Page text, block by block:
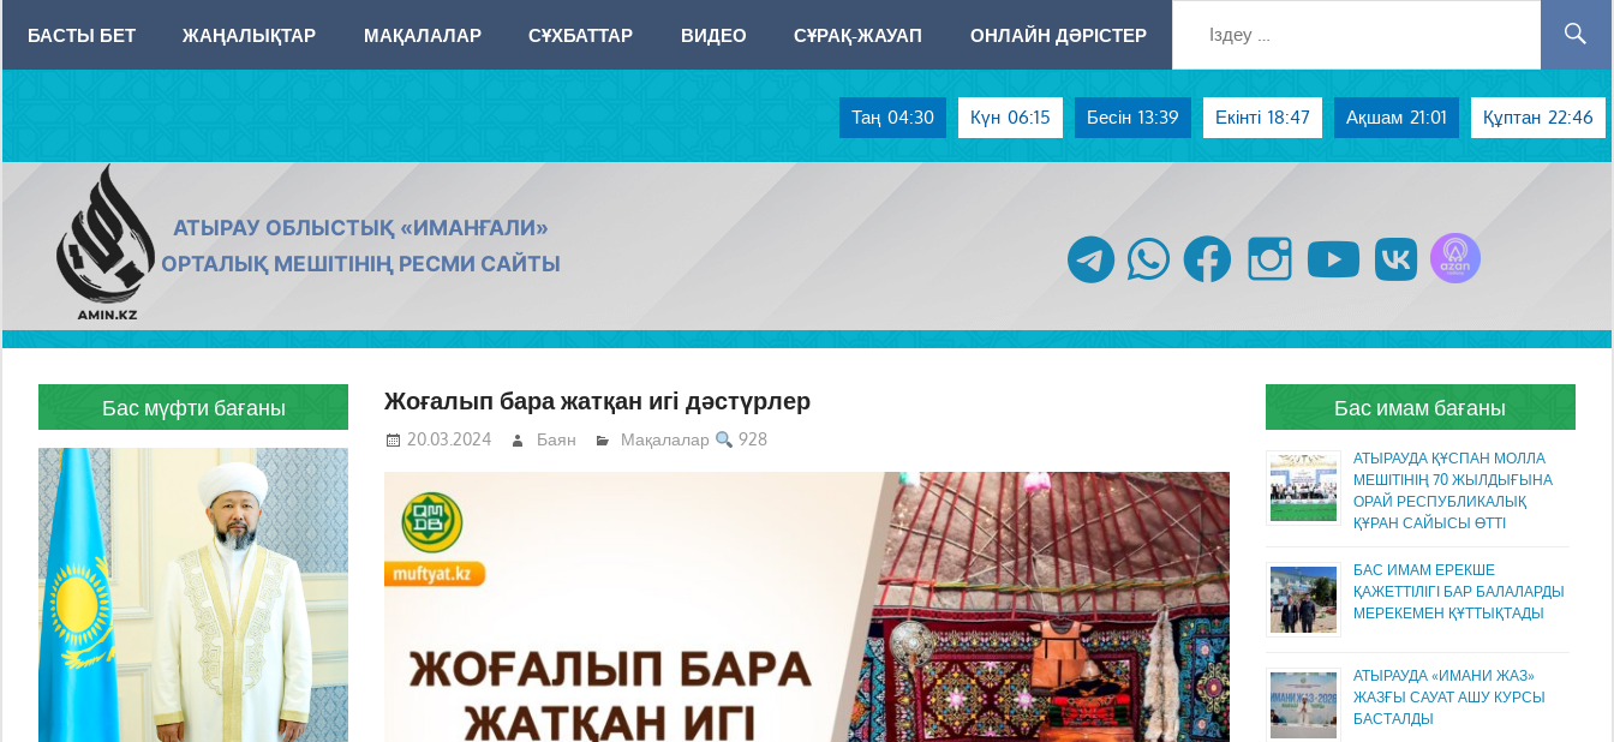
content
БАСТЫ БЕТ ЖАҢАЛЫҚТАР МАҚАЛАЛАР СҰХБАТТАР ВИДЕО СҰРАҚ-ЖАУАП ОНЛАЙН ДӘРІСТЕР
Таң 04:30 Күн 06:15 Бесін 13:39 Екінті 18:47 Ақшам 21:01 Құптан 22:46
AMIN.KZ
АТЫРАУ ОБЛЫСТЫҚ «ИМАНҒАЛИ»
ОРТАЛЫҚ МЕШІТІНІҢ РЕСМИ САЙТЫ
telegram whatsapp facebook instagram youtubevk
Жоғалып бара жатқан игі дәстүрлер
20.03.2024 Баян Мақалалар 928
Бас мүфти бағаны Бас имам бағаны
АТЫРАУДА ҚҰСПАН МОЛЛА
МЕШІТІНІҢ 70 ЖЫЛДЫҒЫНА
ОРАЙ РЕСПУБЛИКАЛЫҚ
ҚҰРАН САЙЫСЫ ӨТТІ
БАС ИМАМ ЕРЕКШЕ
ҚАЖЕТТІЛІГІ БАР БАЛАЛАРДЫ
МЕРЕКЕМЕН ҚҰТТЫҚТАДЫ
АТЫРАУДА «ИМАНИ ЖАЗ»
ЖАЗҒЫ САУАТ АШУ КУРСЫ
БАСТАЛДЫ